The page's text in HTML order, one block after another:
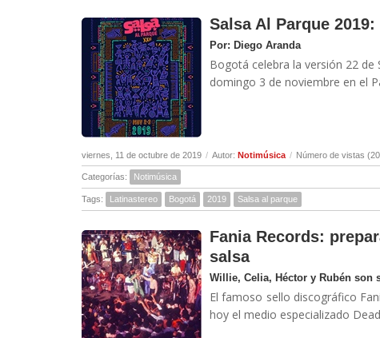
Salsa Al Parque
Por: Diego Aranda
Bogotá celebra la versión 22 de
domingo 3 de noviembre en el
viernes, 11 de octubre de 2019 / Autor: Notimúsica / Número de vistas
Categorías: Notimúsica
Tags: Latinastereo Bogotá 2019 Salsa al parque
Fania Records:
salsa
Willie, Celia, Héctor y Rubén son
El famoso sello discográfico
hoy el medio especializado